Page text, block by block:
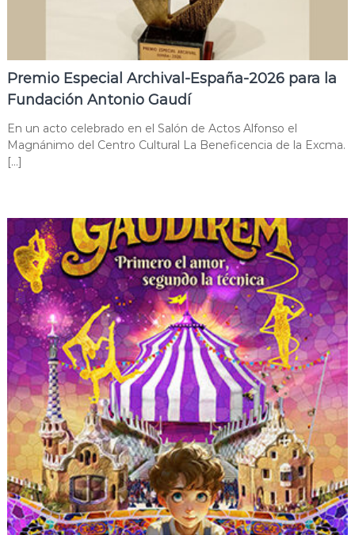
Premio Especial Archival-España-2026 para la
Fundación Antonio Gaudí
En un acto celebrado en el Salón de Actos Alfonso el
Magnánimo del Centro Cultural La Beneficencia de la Excma.
[…]